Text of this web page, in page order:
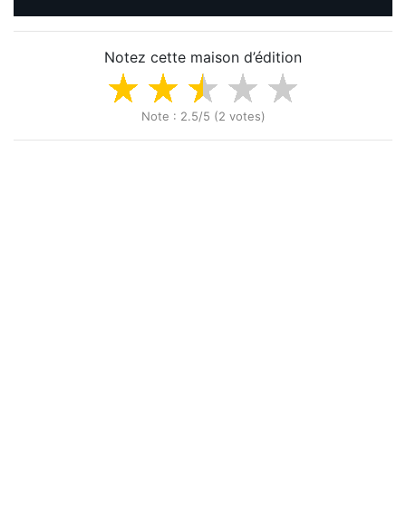
Notez cette maison d’édition
Note : 2.5/5 (2 votes)